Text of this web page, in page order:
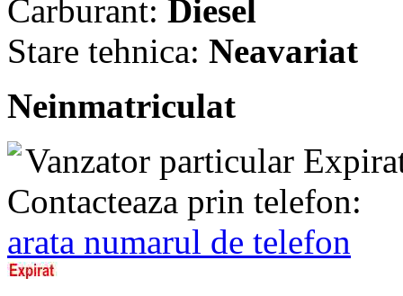
Carburant: Diesel
Stare tehnica: Neavariat
Neinmatriculat
Vanzator particular
Contacteaza prin telefon:
arata numarul de telefon